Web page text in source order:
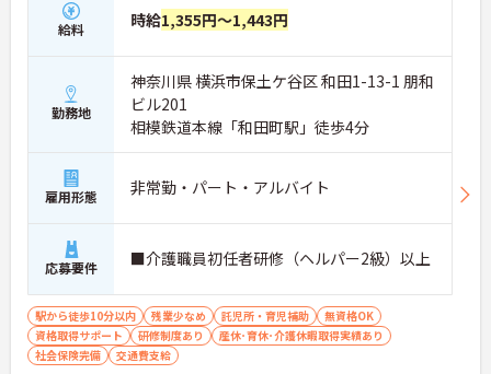
給料 時給1,355円～1,443円
勤務地
神奈川県 横浜市保土ケ谷区 和田1-13-1 朋和
ビル201
相模鉄道本線「和田町駅」徒歩4分
雇用形態 非常勤・パート・アルバイト
応募要件 ■介護職員初任者研修（ヘルパー2級）以上
駅から徒歩10分以内 残業少なめ 託児所・育児補助
無資格OK
資格取得サポート
研修制度あり
産休･育休･介護休暇取得実績あり
社会保険完備
交通費支給